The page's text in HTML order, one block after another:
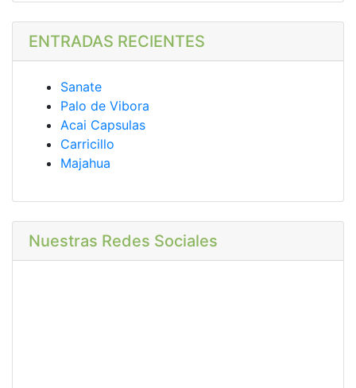
ENTRADAS RECIENTES
Sanate
Palo de Vibora
Acai Capsulas
Carricillo
Majahua
Nuestras Redes Sociales